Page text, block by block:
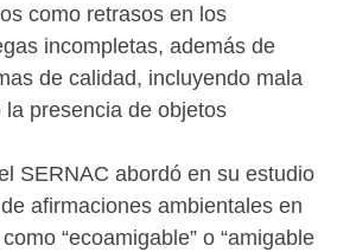
como retrasos en los
incompletas, además de
de calidad, incluyendo mala
presencia de objetos
SERNAC abordó en su estudio
afirmaciones ambientales en
“ecoamigable” o “amigable